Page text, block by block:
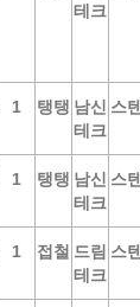
테크
1 탱탱 남신
테크
스텐
1 탱탱 남신
테크
스텐
1 접철 드림
테크
스텐